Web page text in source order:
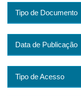
Tipo de Documento
Data de Publicação
Tipo de Acesso